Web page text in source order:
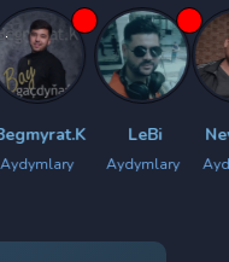
LeBi
Aydymlary
New Star
Aydymlary